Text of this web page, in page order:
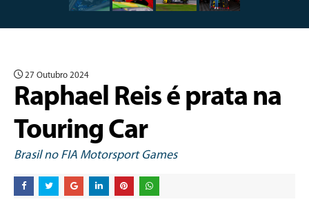
27 Outubro 2024
Raphael Reis é prata na
Touring Car
Brasil no FIA Motorsport Games